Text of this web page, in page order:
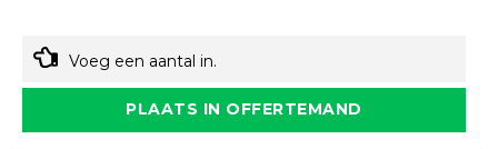
Voeg een aantal in.
PLAATS IN OFFERTEMAND